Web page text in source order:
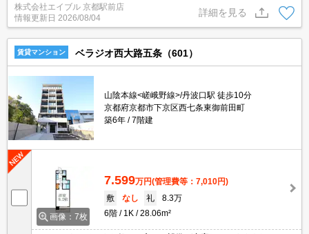
去時清掃費27,500円。
株式会社エイブル 京都駅前店
情報更新日 2026/08/04
詳細を見る
賃貸マンション ベラジオ西大路五条（601）
山陰本線<嵯峨野線>/丹波口駅 徒歩10分
京都府京都市下京区西七条東御前田町
築6年
7階建
画像：7枚
7.599万円(管理費等：7,010円)
敷
なし 礼
8.3万
6階
1K 28.06m²